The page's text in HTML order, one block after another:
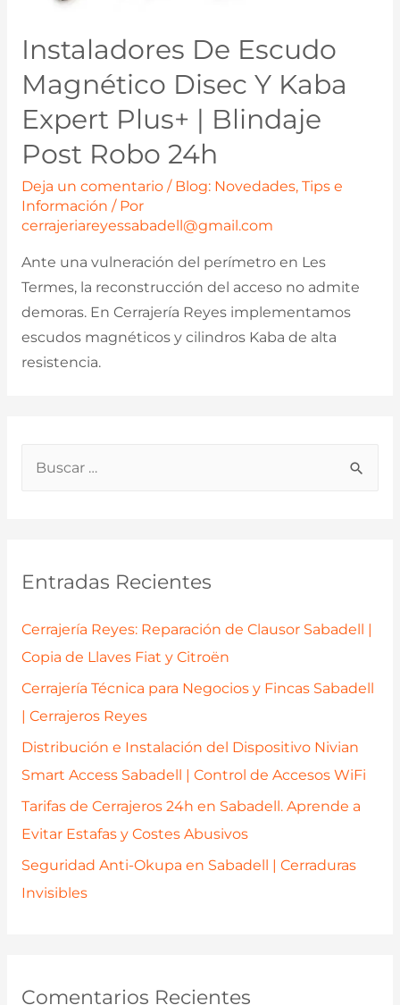
p
o
:
Entradas Recientes
Cerrajería Reyes: Reparación de Clausor Sabadell |
Copia de Llaves Fiat y Citroën
Cerrajería Técnica para Negocios y Fincas Sabadell
| Cerrajeros Reyes
Distribución e Instalación del Dispositivo Nivian
Smart Access Sabadell | Control de Accesos WiFi
Tarifas de Cerrajeros 24h en Sabadell. Aprende a
Evitar Estafas y Costes Abusivos
Seguridad Anti-Okupa en Sabadell | Cerraduras
Invisibles
Comentarios Recientes
Instaladores De Escudo
Magnético Disec Y Kaba
Expert Plus+ | Blindaje
Post Robo 24h
Deja un comentario / Blog: Novedades, Tips e
Información / Por
cerrajeriareyessabadell@gmail.com
Ante una vulneración del perímetro en Les
Termes, la reconstrucción del acceso no admite
demoras. En Cerrajería Reyes implementamos
escudos magnéticos y cilindros Kaba de alta
resistencia.